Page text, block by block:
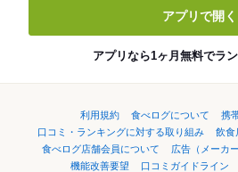
アプリで開く
アプリなら1ヶ月無料でラ
利用規約 食べログについて
携
口コミ・ランキングに対する取り組み
飲食
食べログ店舗会員について
広告（メーカ
機能改善要望
口コミガイドライン